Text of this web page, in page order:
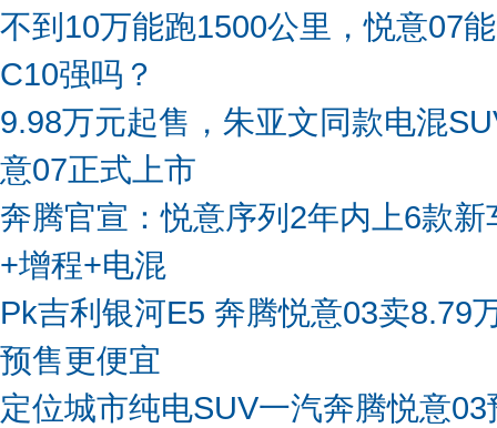
不到10万能跑1500公里，悦意07
C10强吗？
9.98万元起售，朱亚文同款电混
意07正式上市
奔腾官宣：悦意序列2年内上6款新
+增程+电混
Pk吉利银河E5 奔腾悦意03卖8.79
预售更便宜
定位城市纯电SUV一汽奔腾悦意03